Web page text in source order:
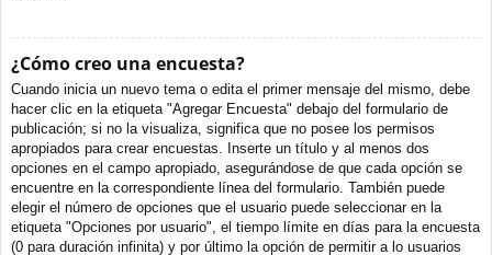
¿Cómo creo una encuesta?
Cuando inicia un nuevo tema o edita el primer mensaje del mismo, debe
hacer clic en la etiqueta "Agregar Encuesta" debajo del formulario de
publicación; si no la visualiza, significa que no posee los permisos
apropiados para crear encuestas. Inserte un título y al menos dos
opciones en el campo apropiado, asegurándose de que cada opción se
encuentre en la correspondiente línea del formulario. También puede
elegir el número de opciones que el usuario puede seleccionar en la
etiqueta "Opciones por usuario", el tiempo límite en días para la encuesta
(0 para duración infinita) y por último la opción de permitir a lo usuarios